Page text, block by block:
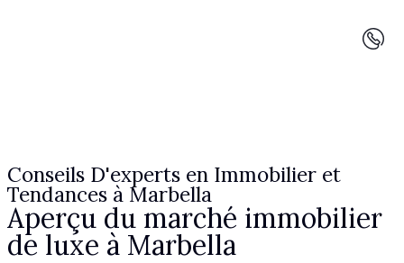
Conseils D'experts en Immobilier et
Tendances à Marbella
Aperçu du marché immobilier
de luxe à Marbella